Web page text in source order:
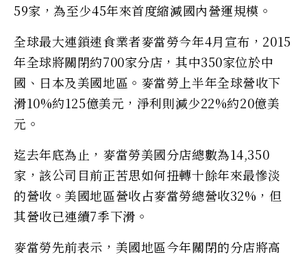
59家，為至少45年來首度縮減國內營運規模。
全球最大連鎖速食業者麥當勞今年4月宣布，2015
年全球將關閉約700家分店，其中350家位於中
國、日本及美國地區。麥當勞上半年全球營收下
滑10%約125億美元，淨利則減少22%約20億美
元。
迄去年底為止，麥當勞美國分店總數為14,350
家，該公司目前正苦思如何扭轉十餘年來最慘淡
的營收。美國地區營收占麥當勞總營收32%，但
其營收已連續7季下滑。
麥當勞先前表示，美國地區今年關閉的分店將高